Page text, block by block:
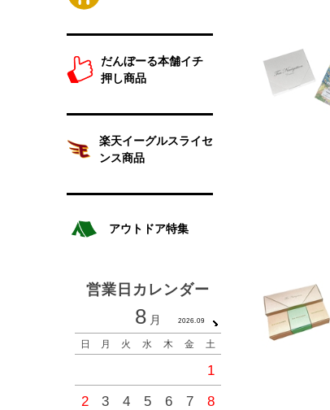
だんぼーる本舗イチ
押し商品
楽天イーグルスライセ
ンス商品
アウトドア特集
営業日カレンダー
8 月 2026.09
日 月 火 水 木 金 土
1
2
3 4 5 6 7
8
9 月